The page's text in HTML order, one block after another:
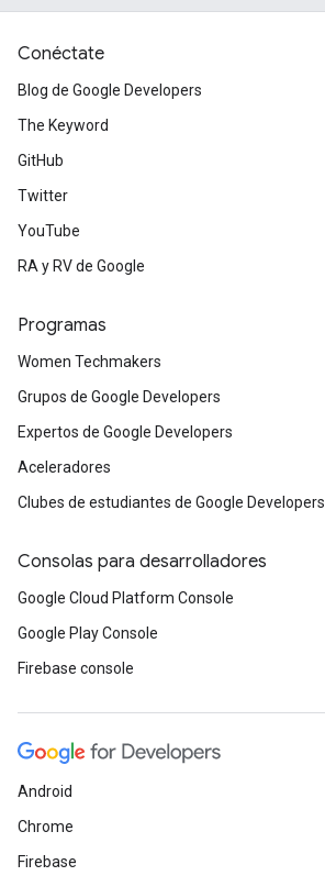
Conéctate
Blog de Google Developers
The Keyword
GitHub
Twitter
YouTube
RA y RV de Google
Programas
Women Techmakers
Grupos de Google Developers
Expertos de Google Developers
Aceleradores
Clubes de estudiantes de Google Developers
Consolas para desarrolladores
Google Cloud Platform Console
Google Play Console
Firebase console
Android
Chrome
Firebase